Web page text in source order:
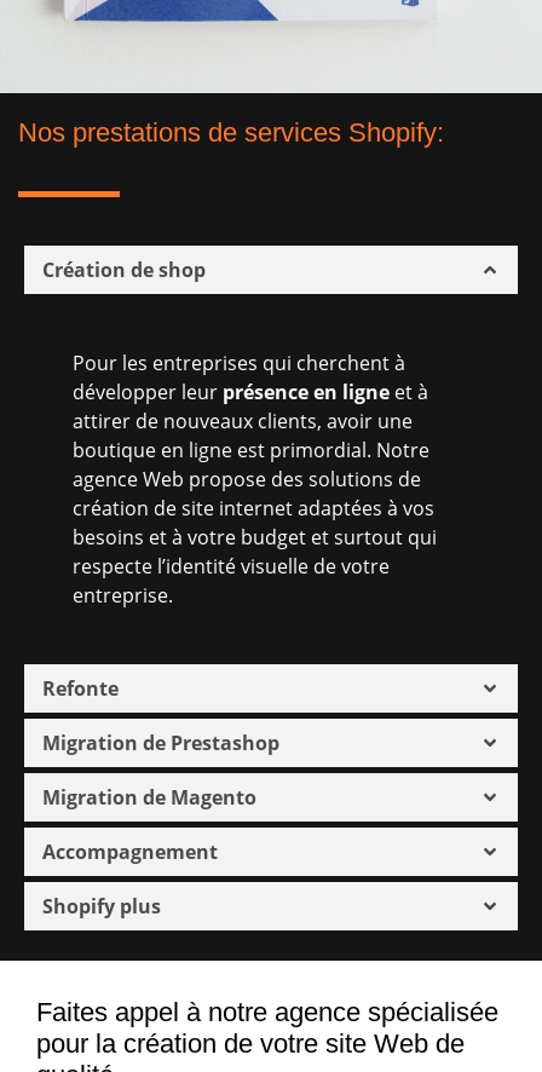
Nos prestations de services Shopify:
Création de shop
Pour les entreprises qui cherchent à
développer leur présence en ligne et à
attirer de nouveaux clients, avoir une
boutique en ligne est primordial. Notre
agence Web propose des solutions de
création de site internet adaptées à vos
besoins et à votre budget et surtout qui
respecte l’identité visuelle de votre
entreprise.
Refonte
Migration de Prestashop
Migration de Magento
Accompagnement
Shopify plus
Faites appel à notre agence spécialisée
pour la création de votre site Web de